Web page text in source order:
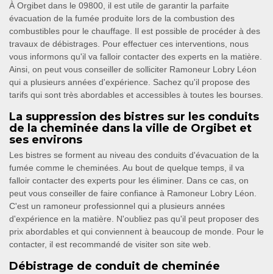
À Orgibet dans le 09800, il est utile de garantir la parfaite
évacuation de la fumée produite lors de la combustion des
combustibles pour le chauffage. Il est possible de procéder à des
travaux de débistrages. Pour effectuer ces interventions, nous
vous informons qu'il va falloir contacter des experts en la matière.
Ainsi, on peut vous conseiller de solliciter Ramoneur Lobry Léon
qui a plusieurs années d'expérience. Sachez qu'il propose des
tarifs qui sont très abordables et accessibles à toutes les bourses.
La suppression des bistres sur les conduits
de la cheminée dans la ville de Orgibet et
ses environs
Les bistres se forment au niveau des conduits d'évacuation de la
fumée comme le cheminées. Au bout de quelque temps, il va
falloir contacter des experts pour les éliminer. Dans ce cas, on
peut vous conseiller de faire confiance à Ramoneur Lobry Léon.
C'est un ramoneur professionnel qui a plusieurs années
d'expérience en la matière. N'oubliez pas qu'il peut proposer des
prix abordables et qui conviennent à beaucoup de monde. Pour le
contacter, il est recommandé de visiter son site web.
Débistrage de conduit de cheminée